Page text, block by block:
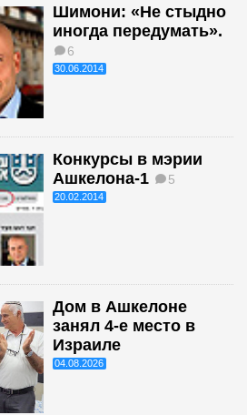
Шимони: «Не стыдно
иногда передумать».
6
30.06.2014
Конкурсы в мэрии
Ашкелона-1
5
20.02.2014
Дом в Ашкелоне
занял 4-е место в
Израиле
04.08.2026